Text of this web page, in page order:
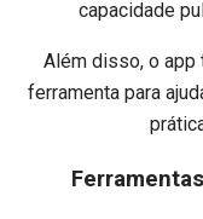
capacidade
Além disso, o app
ferramenta para